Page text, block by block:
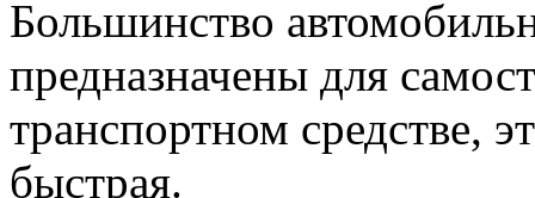
Большинство
предназначены для
транспортном средстве,
быстрая.